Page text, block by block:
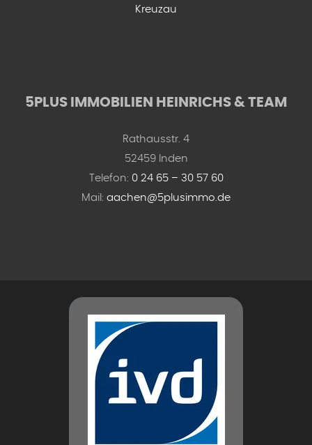
Kreuzau
5PLUS IMMOBILIEN HEINRICHS & TEAM
Rathausstr. 4
52459 Inden
Telefon: 0 24 65 – 30 57 60
Mail: aachen@5plusimmo.de